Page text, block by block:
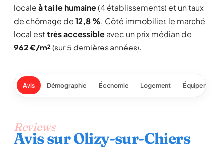
localeà taille humaine(4 établissements) et un taux
de chômage de12,8 %. Côté immobilier, le marché
local esttrès accessibleavec un prix médian de
962 €/m²(sur 5 dernières années).
Avis Démographie Économie Logement
Reviews
Avis sur Olizy-sur-Chiers